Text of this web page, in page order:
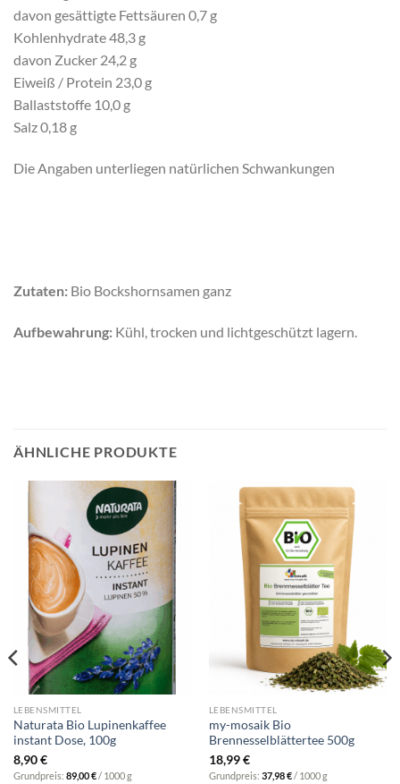
davon gesättigte Fettsäuren 0,7 g
Kohlenhydrate 48,3 g
davon Zucker 24,2 g
Eiweiß / Protein 23,0 g
Ballaststoffe 10,0 g
Salz 0,18 g
Die Angaben unterliegen natürlichen Schwankungen
Zutaten: Bio Bockshornsamen ganz
Aufbewahrung: Kühl, trocken und lichtgeschützt lagern.
ÄHNLICHE PRODUKTE
LEBENSMITTEL
Naturata Bio Lupinenkaffee
instant Dose, 100g
8,90€
Grundpreis: 89,00€/ 1000g
LEBENSMITTEL
my-mosaik Bio
Brennesselblättertee 500g
18,99€
Grundpreis: 37,98€/ 1000g